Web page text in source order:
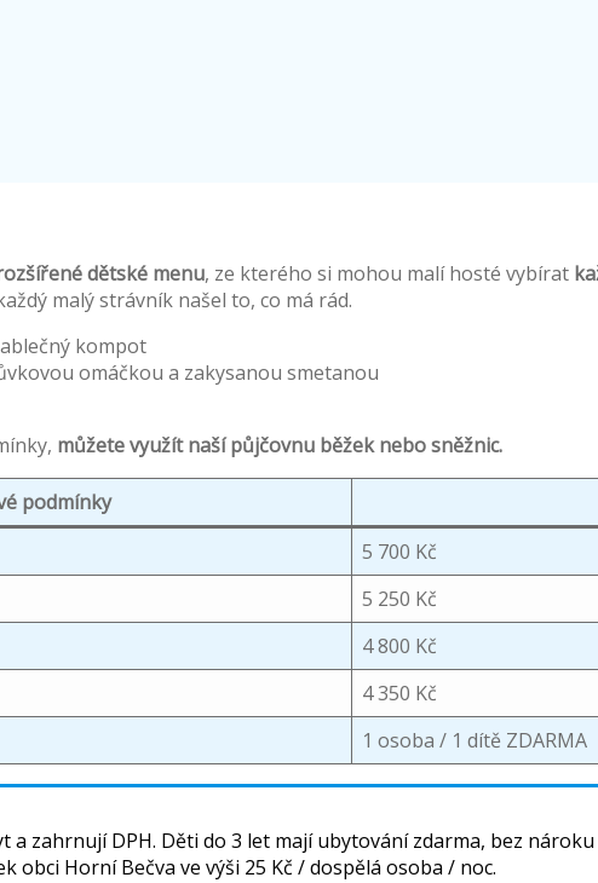
dětské menu, ze kterého si mohou malí hosté vybírat
malý strávník našel to, co má rád.
kompot
omáčkou a zakysanou smetanou
můžete využít naší půjčovnu běžek nebo sněžnic.
podmínky
5 700 Kč
5 250 Kč
4 800 Kč
4 350 Kč
1 osoba / 1 dítě ZDARMA
zahrnují DPH. Děti do 3 let mají ubytování zdarma, bez
obci Horní Bečva ve výši 25 Kč / dospělá osoba / noc.